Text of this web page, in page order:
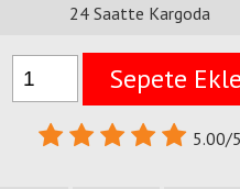
24 Saatte Kargoda
Sepete Ekle
5.00/5